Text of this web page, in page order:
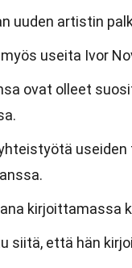
uuden artistin
useita Ivor
ovat olleet
kirjoittamassa
siitä, että hän